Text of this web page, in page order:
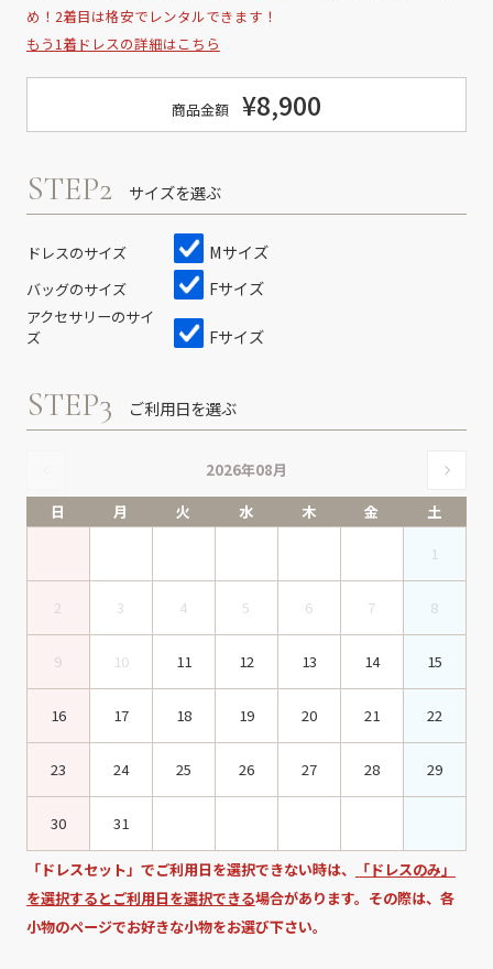
め！2着目は格安でレンタルできます！
もう1着ドレスの詳細はこちら
商品金額 ¥8,900
STEP2 サイズを選ぶ
ドレスのサイズ Mサイズ
バッグのサイズ Fサイズ
アクセサリーのサイ
ズ
Fサイズ
STEP3 ご利用日を選ぶ
2026年08月
日
月 火 水 木 金
土
1
2 3 4 5 6 7 8
9 10 11 12 13 14 15
16 17 18 19 20 21 22
23 24 25 26 27 28 29
30 31
「ドレスセット」でご利用日を選択できない時は、
「ドレスのみ」
を選択するとご利用日を選択できる場合があります。その際は、各
小物のページでお好きな小物をお選び下さい。